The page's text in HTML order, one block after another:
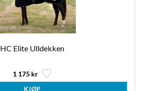
HC Elite Ulldekken
1 175 kr